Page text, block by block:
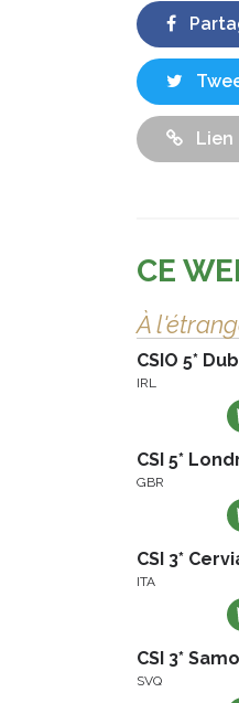
Lien
CE
À
CSIO 5*
IRL
CSI 5*
GBR
CSI 3*
ITA
CSI 3*
SVQ